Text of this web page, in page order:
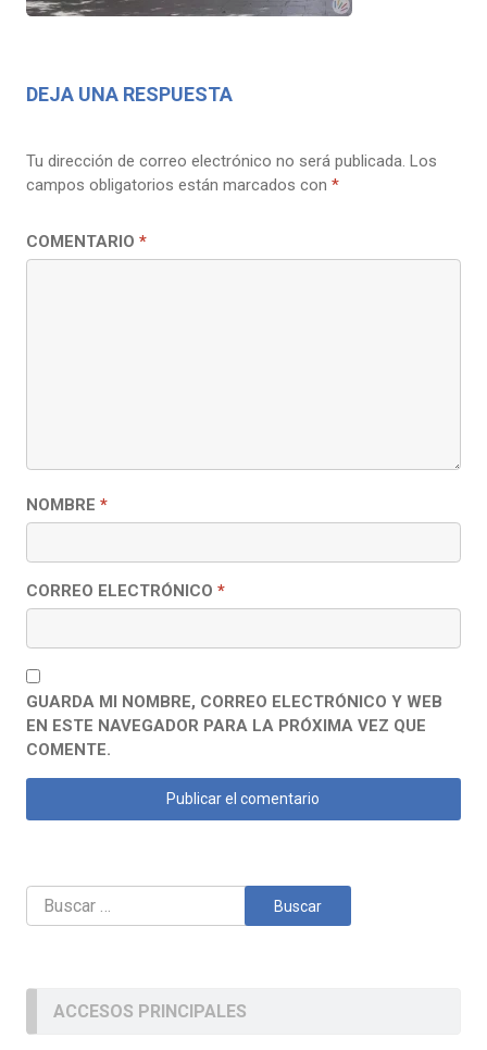
DEJA UNA RESPUESTA
Tu dirección de correo electrónico no será publicada. Los
campos obligatorios están marcados con *
COMENTARIO *
NOMBRE *
CORREO ELECTRÓNICO *
GUARDA MI NOMBRE, CORREO ELECTRÓNICO Y WEB
EN ESTE NAVEGADOR PARA LA PRÓXIMA VEZ QUE
COMENTE.
Buscar:
ACCESOS PRINCIPALES